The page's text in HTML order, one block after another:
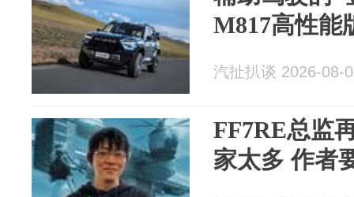
M817高性能
汽扯扒谈 2026-08-
FF7RE总监
家太多 作者